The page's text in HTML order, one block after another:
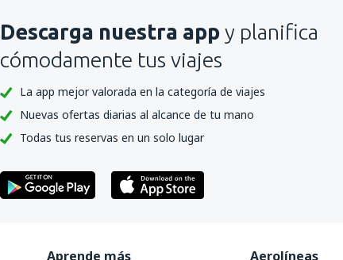
Descarga nuestra app y planifica
cómodamente tus viajes
La app mejor valorada en la categoría de viajes
Nuevas ofertas diarias al alcance de tu mano
Todas tus reservas en un solo lugar
Aprende más Aerolíneas